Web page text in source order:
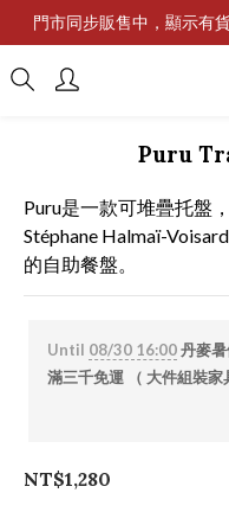
門市同步販售中，顯示有
Puru
Puru是一款可堆疊托盤
Stéphane Halmaï-
的自助餐盤。
Until 08/30 16:00丹麥
滿三千免運 （ 大件組裝
NT$1,280